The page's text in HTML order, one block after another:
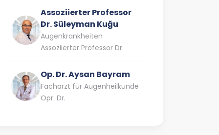
Assoziierter Professor
Dr. Süleyman Kuğu
Augenkrankheiten
Assoziierter Professor Dr.
Op. Dr. Aysan Bayram
Facharzt für Augenheilkunde
Opr. Dr.